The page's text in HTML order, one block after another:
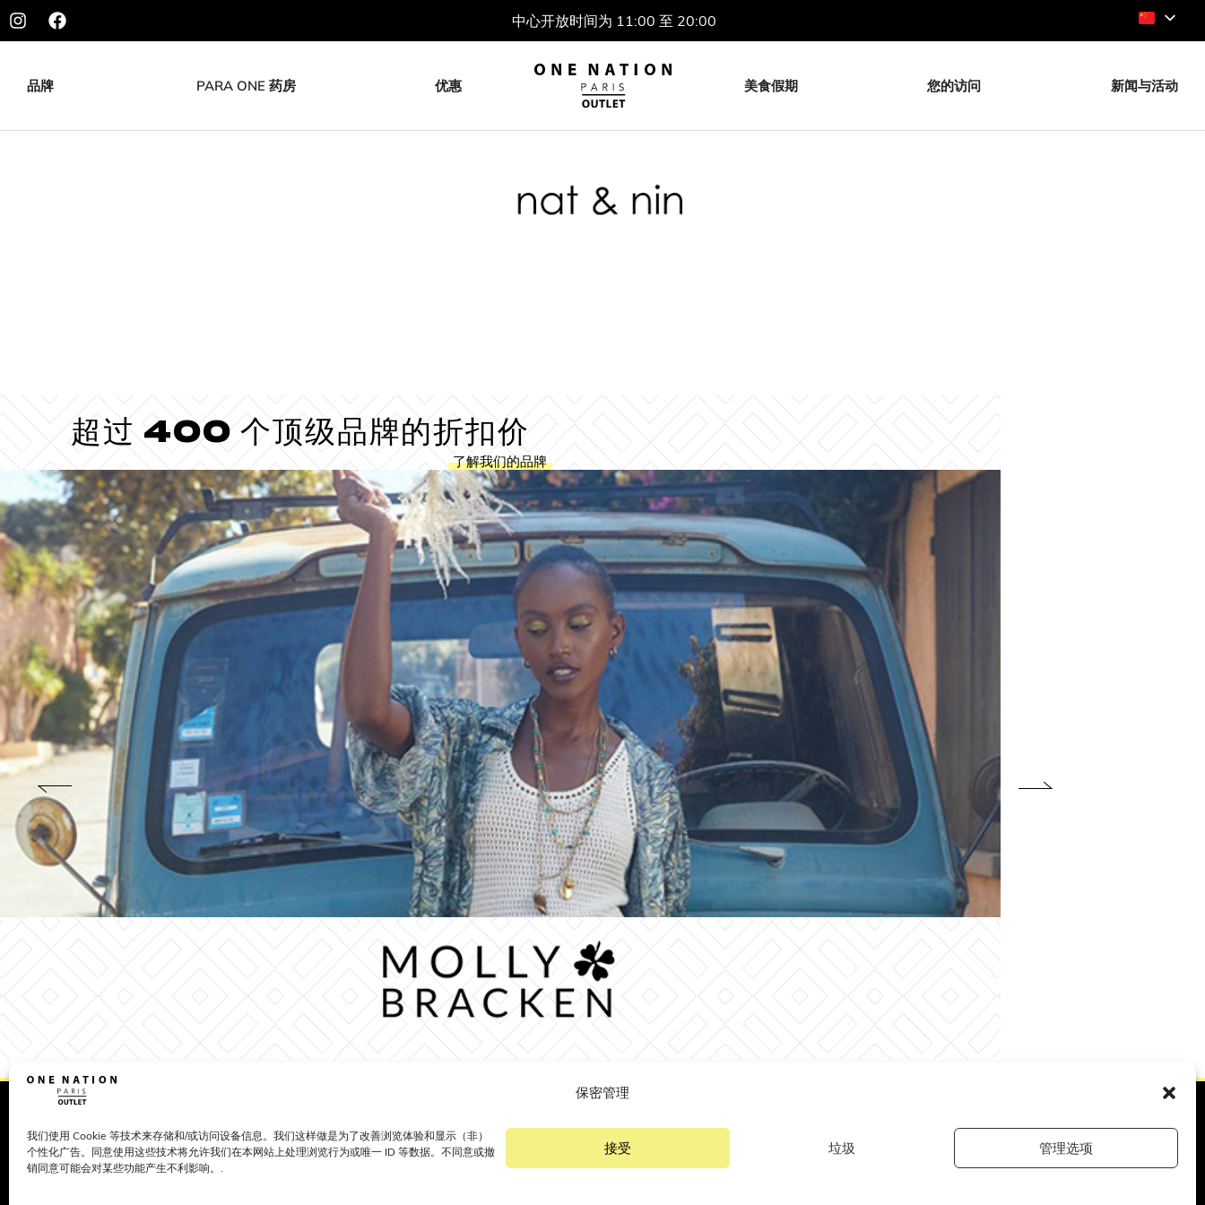
保密管理
我们使用 Cookie 等技术来存储和/或访问设备信息。我们这样做是为了改善浏览体验和显示（非）
个性化广告。同意使用这些技术将允许我们在本网站上处理浏览行为或唯一 ID 等数据。不同意或撤
销同意可能会对某些功能产生不利影响。.
接受 垃圾 管理选项
中心开放时间为 11:00 至 20:00
品牌 PARA ONE 药房 优惠 美食假期 您的访问 新闻与活动
超过 400 个顶级品牌的折扣价
了解我们的品牌
星期一
星期三
11:00 - 20:00
星期四
11:00 - 20:00
星期五
11:00 - 20:00
星期六
10:00 - 20:00
访问
联系方式
品牌
优惠